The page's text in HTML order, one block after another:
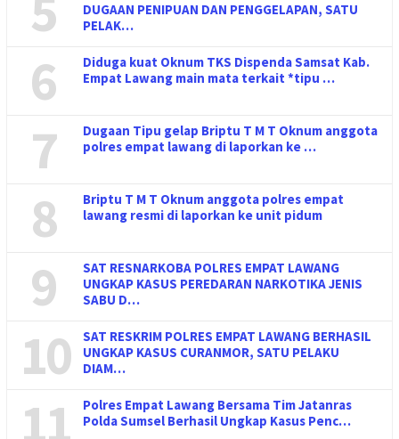
DUGAAN PENIPUAN DAN PENGGELAPAN, SATU
PELAK…
6
Diduga kuat Oknum TKS Dispenda Samsat Kab.
Empat Lawang main mata terkait *tipu …
7
Dugaan Tipu gelap Briptu T M T Oknum anggota
polres empat lawang di laporkan ke …
8
Briptu T M T Oknum anggota polres empat
lawang resmi di laporkan ke unit pidum
9
SAT RESNARKOBA POLRES EMPAT LAWANG
UNGKAP KASUS PEREDARAN NARKOTIKA JENIS
SABU D…
10
SAT RESKRIM POLRES EMPAT LAWANG BERHASIL
UNGKAP KASUS CURANMOR, SATU PELAKU
DIAM…
11
Polres Empat Lawang Bersama Tim Jatanras
Polda Sumsel Berhasil Ungkap Kasus Penc…